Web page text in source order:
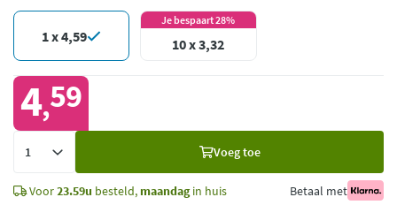
1 x 4,59
Je bespaart 28%
10 x 3,32
4,59
Voeg toe
Voor23.59u besteld, maandagin huis Betaal met